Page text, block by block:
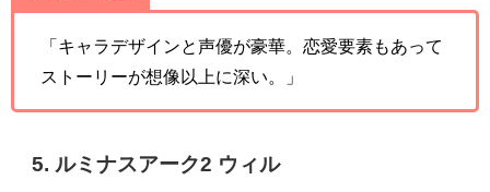
「キャラデザインと声優が豪華。恋愛要素もあって
ストーリーが想像以上に深い。」
5. ルミナスアーク2 ウィル